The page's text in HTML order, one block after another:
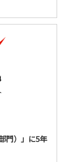
門）」に5年